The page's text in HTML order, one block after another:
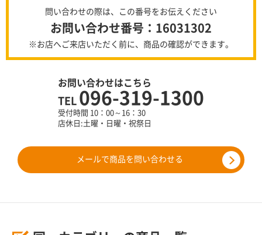
問い合わせの際は、この番号をお伝えください
お問い合わせ番号：16031302
※お店へご来店いただく前に、商品の確認ができます。
お問い合わせはこちら
TEL 096-319-1300
受付時間 10：00～16：30
店休日:土曜・日曜・祝祭日
メールで商品を問い合わせる